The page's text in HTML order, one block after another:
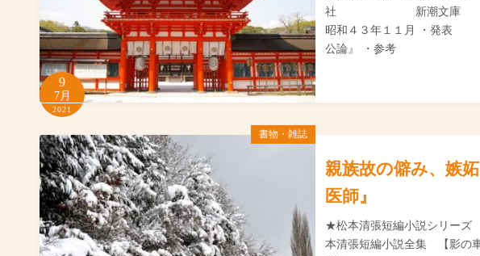
9
7月
2021
社 新潮文庫 『
昭和４３年１１月 ・
公論』 ・参考 『今
書物・雑誌
親族故の僻み、嫉
医師』
★松本清張短編小説
本清張短編小説全集 【